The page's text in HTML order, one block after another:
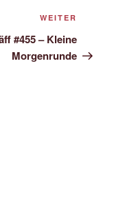
Beitrag
WEITER
#455 – Kleine
Morgenrunde